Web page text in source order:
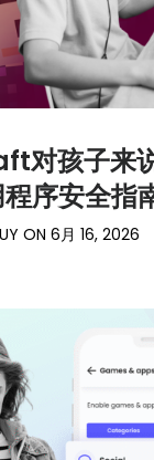
对孩子来
序安全指
ON 6月 16, 2026